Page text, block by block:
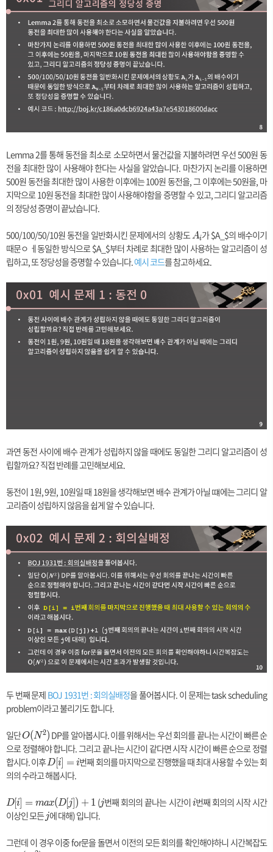
Lemma 2를 통해 동전을 최소로 소모하면서 물건값을 지불하려면 우선 500원 동
전을 최대한 많이 사용해야 한다는 사실을 알았습니다. 마찬가지 논리를 이용하면
500원 동전을 최대한 많이 사용한 이후에는 100원 동전을, 그 이후에는 50원을, 마
지막으로 10원 동전을 최대한 많이 사용해야함을 증명할 수 있고, 그리디 알고리즘
의 정당성 증명이 끝났습니다.
500/100/50/10원 동전을 일반화시킨 문제에서의 상황도A
_i
Ai가$A_$의 배수이기
때문ㅇ ㅔ동일한 방식으로$A_$부터 차례로 최대한 많이 사용하는 알고리즘이 성
립하고, 또 정당성을 증명할 수 있습니다.예시 코드를 참고하세요.
과연 동전 사이에 배수 관계가 성립하지 않을 때에도 동일한 그리디 알고리즘이 성
립할까요? 직접 반례를 고민해보세요.
동전이 1원, 9원, 10원일 때 18원을 생각해보면 배수 관계가 아닐 떄에는 그리디 알
고리즘이 성립하지 않음을 쉽게 알 수 있습니다.
두 번째 문제BOJ 1931번 : 회의실배정을 풀어봅시다. 이 문제는 task scheduling
problem이라고 불리기도 합니다.
일단O
(
N
^
2
O(N2) DP를 알아봅시다. 이를 위해서는 우선 회의를 끝나는 시간이 빠른 순
으로 정렬해야 합니다. 그리고 끝나는 시간이 같다면 시작 시간이 빠른 순으로 정렬
합시다. 이후D
[i]
i
D[ i] = i번째 회의를 마지막으로 진행했을 때 최대 사용할 수 있는 회
의의 수라고 해봅시다.
D
[i]
m
D[i = max(D[j ) + 1 (jj번째 회의의 끝나는 시간이ii번째 회의의 시작 시간
이상인 모든jj에 대해) 입니다.
그런데 이 경우 이중 for문을 돌면서 이전의 모든 회의를 확인해야하니 시간복잡도